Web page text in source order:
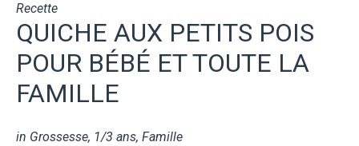
Recette
QUICHE AUX PETITS POIS
POUR BÉBÉ ET TOUTE LA
FAMILLE
in Grossesse, 1/3 ans, Famille